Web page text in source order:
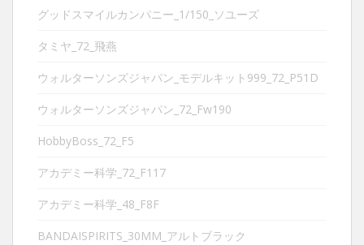
グッドスマイルカンパニー_1/150_ソユーズ
タミヤ_72_飛燕
ウォルターソンズジャパン_モデルキット999_72_P51D
ウォルターソンズジャパン_72_Fw190
HobbyBoss_72_F5
アカデミー科学_72_F117
アカデミー科学_48_F8F
BANDAISPIRITS_30MM_アルトブラック